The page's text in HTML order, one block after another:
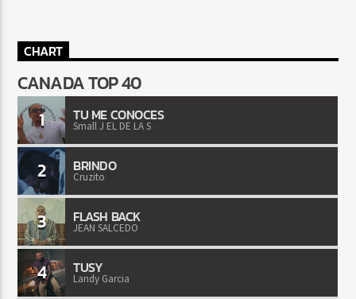
CHART
CANADA TOP 40
1 TU ME CONOCES
Small J EL DE LA S
2 BRINDO
Cruzito
3 FLASH BACK
JEAN SALCEDO
4 TUSY
Landy Garcia